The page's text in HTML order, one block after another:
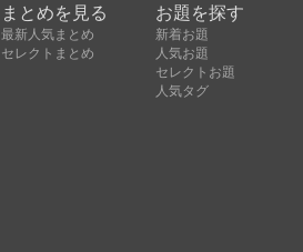
まとめを見る
最新人気まとめ
セレクトまとめ
お題を探す
新着お題
人気お題
セレクトお題
人気タグ